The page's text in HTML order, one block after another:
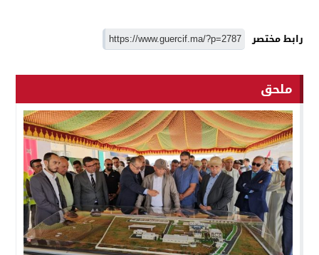
رابط مختصر
ملحق